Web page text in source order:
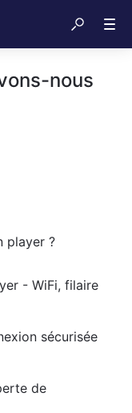
nous
player ?
- WiFi, filaire
sécurisée
de